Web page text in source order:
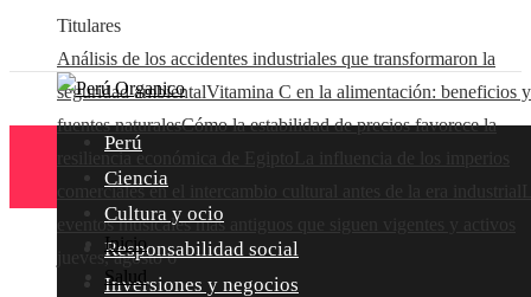
Titulares
Análisis de los accidentes industriales que transformaron la
seguridad ambientalVitamina C en la alimentación: beneficios y
fuentes naturalesCómo la estabilidad de precios favorece la
resiliencia económica de Egipto
comerciales en el intercambio cultural antes de la era industrial
eventos musicales más antiguos que siguen vigentes y activos
jueves, agosto 6
Perú
Ciencia
Cultura y ocio
Responsabilidad social
Inversiones y negocios
Inicio
Salud